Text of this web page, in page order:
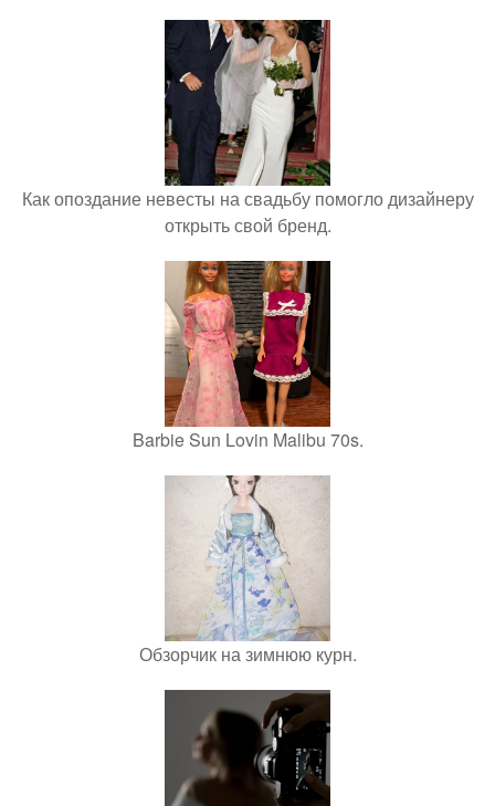
Как опоздание невесты на свадьбу помогло дизайнеру
открыть свой бренд.
Barbie Sun Lovin Malibu 70s.
Обзорчик на зимнюю курн.